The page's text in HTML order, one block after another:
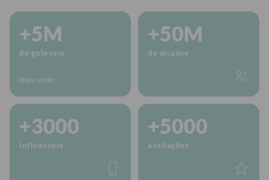
+5M
de golovers
@gocasebr
+50M
de alcance
+3000
influencers
+5000
avaliações